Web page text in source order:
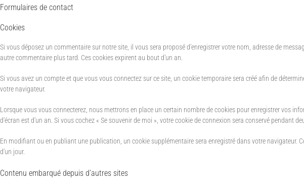
Formulaires de contact
Cookies
Si vous déposez un commentaire sur notre site, il vous sera proposé d’enregistrer votre nom, adresse de
autre commentaire plus tard. Ces cookies expirent au bout d’un an.
Si vous avez un compte et que vous vous connectez sur ce site, un cookie temporaire sera créé afin de
votre navigateur.
Lorsque vous vous connecterez, nous mettrons en place un certain nombre de cookies pour enregistrer vos
d’écran est d’un an. Si vous cochez « Se souvenir de moi », votre cookie de connexion sera conservé pendant
En modifiant ou en publiant une publication, un cookie supplémentaire sera enregistré dans votre navigateur.
d’un jour.
Contenu embarqué depuis d’autres sites